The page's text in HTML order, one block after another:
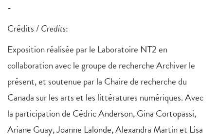
-
Crédits /Credits:
Exposition réalisée par le Laboratoire NT2 en
collaboration avec le groupe de recherche Archiver le
présent, et soutenue par la Chaire de recherche du
Canada sur les arts et les littératures numériques. Avec
la participation de Cédric Anderson, Gina Cortopassi,
Ariane Guay, Joanne Lalonde, Alexandra Martin et Lisa